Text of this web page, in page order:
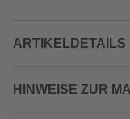
ARTIKELDETAILS
HINWEISE ZUR